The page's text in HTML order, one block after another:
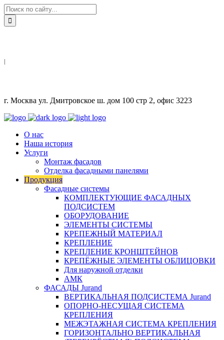
|
г. Москва ул. Дмитровское ш. дом 100 стр 2, офис 3223
О нас
Наша история
Услуги
Монтаж фасадов
Отделка фасадными панелями
Продукция
Фасадные системы
КОМПЛЕКТУЮЩИЕ ФАСАДНЫХ
ПОДСИСТЕМ
ОБОРУДОВАНИЕ
ЭЛЕМЕНТЫ СИСТЕМЫ
КРЕПЕЖНЫЙ МАТЕРИАЛ
КРЕПЛЕНИЕ
КРЕПЛЕНИЕ КРОНШТЕЙНОВ
КРЕПЁЖНЫЕ ЭЛЕМЕНТЫ ОБЛИЦОВКИ
Для наружной отделки
АМК
ФАСАДЫ Jurand
ВЕРТИКАЛЬНАЯ ПОДСИСТЕМА Jurand
ОПОРНО-НЕСУЩАЯ СИСТЕМА
КРЕПЛЕНИЯ
МЕЖЭТАЖНАЯ СИСТЕМА КРЕПЛЕНИЯ
ГОРИЗОНТАЛЬНО ВЕРТИКАЛЬНАЯ